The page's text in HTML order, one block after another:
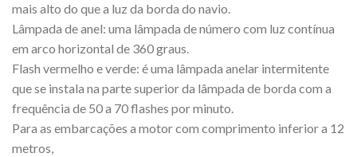
mais alto do que a luz da borda do navio.
Lâmpada de anel: uma lâmpada de número com luz contínua
em arco horizontal de 360 graus.
Flash vermelho e verde: é uma lâmpada anelar intermitente
que se instala na parte superior da lâmpada de borda com a
frequência de 50 a 70 flashes por minuto.
Para as embarcações a motor com comprimento inferior a 12
metros,